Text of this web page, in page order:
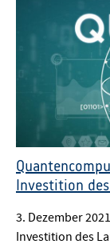
Investition
3. Dezember
Investition des